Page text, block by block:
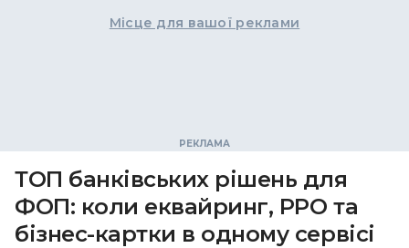
Місце для вашої реклами
ТОП банківських рішень для
ФОП: коли еквайринг, РРО та
бізнес-картки в одному сервісі